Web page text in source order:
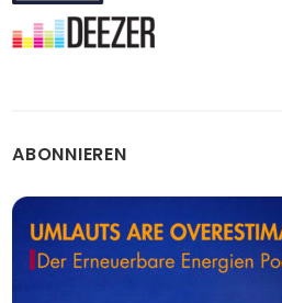
ABONNIEREN